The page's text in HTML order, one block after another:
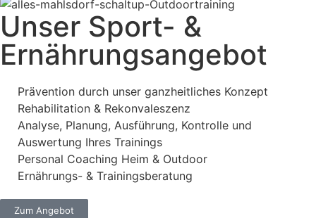
Unser Sport- &
Ernährungsangebot
Prävention durch unser ganzheitliches Konzept
Rehabilitation & Rekonvaleszenz
Analyse, Planung, Ausführung, Kontrolle und
Auswertung Ihres Trainings
Personal Coaching Heim & Outdoor
Ernährungs- & Trainingsberatung
Zum Angebot